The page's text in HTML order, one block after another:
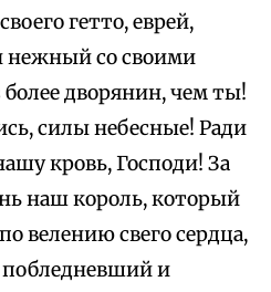
гетто, еврей,
нежный со своими
дворянин, чем ты!
силы небесные! Ради
кровь, Господи! За
наш король, который
велению свего сердца,
и